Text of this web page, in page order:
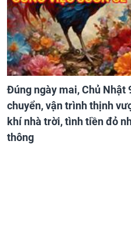
Đúng ngày mai, Chủ Nhật
chuyển, vận trình thịnh
khí nhà trời, tình tiền đỏ
thông